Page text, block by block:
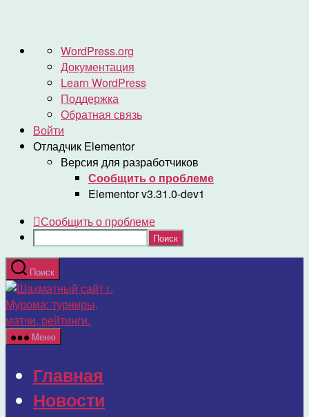
WordPress
WordPress.org
Документация
Learn WordPress
Поддержка
Обратная связь
Войти
Отладчик Elementor
Версия для разработчиков
Сообщить о проблеме
Elementor v3.31.0-dev1
Сообщить о проблеме
Поиск
Перейти
к
содержимому
Поиск
Меню
Главная
Новости